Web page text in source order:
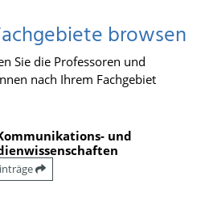
browsen
Sie die Professoren und
nach Ihrem Fachgebiet
und